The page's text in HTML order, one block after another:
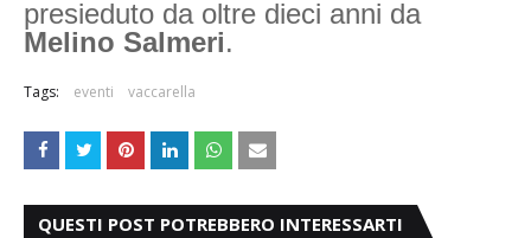
presieduto da oltre dieci anni da
Melino Salmeri.
Tags: eventi vaccarella
QUESTI POST POTREBBERO INTERESSARTI